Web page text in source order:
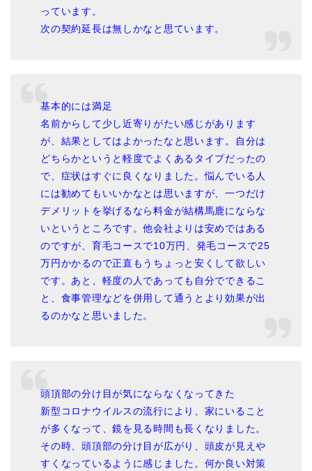
っています。
次の契約延長は無しかなと思ています。
基本的には満足
名前からして少し近寄りがたい感じがあります
が、結果としてはよかったなと思います。自分は
どちらかというと軽度でよくあるタイプだったの
で、症状はすぐに良くなりました。悩んでいる人
には勧めてもいいかなとは思いますが、一つだけ
デメリットを挙げるなら料金が結構馬鹿にならな
いというところです。他会社よりは安めではある
のですが、育毛コースで10万円、発毛コースで25
万円かかるので正直もうちょっと安くして欲しい
です。あと、軽度の人であっても自分でできるこ
と、食事管理などを併用して通うとより効果が出
るのかなと思いました。
頭頂部の分け目が気にならなくなってきた
新型コロナウイルスの流行により、家にいること
が多くなって、鏡を見る時間も長くなりました。
その時、頭頂部の分け目が広がり、頭皮が見えや
すくなっているように感じました。何か良い対策